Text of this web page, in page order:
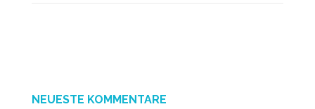
NEUESTE KOMMENTARE